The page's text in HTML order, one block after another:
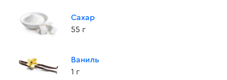
Сахар
55 г
Ваниль
1 г